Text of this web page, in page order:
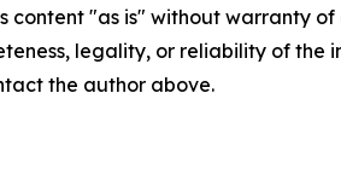
content "as is" without warranty
legality, or reliability of
the author above.